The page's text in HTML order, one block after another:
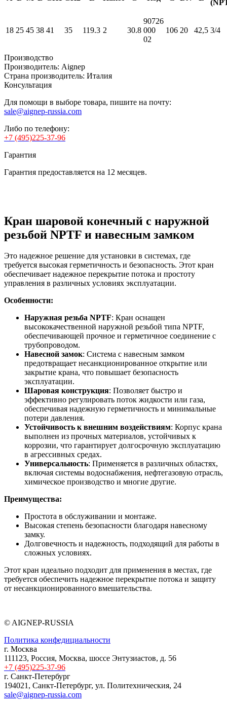
18 25 45 38 41 35 119.3 2 30.8
90726
000
02
106 20 42,5 3/4
Производство
Производитель: Aignep
Страна производитель: Италия
Консультация
Для помощи в выборе товара, пишите на почту:
sale@aignep-russia.com
Либо по телефону:
+7 (495)225-37-96
Гарантия
Гарантия предоставляется на 12 месяцев.
Кран шаровой конечный с наружной
резьбой NPTF и навесным замком
Это надежное решение для установки в системах, где
требуется высокая герметичность и безопасность. Этот кран
обеспечивает надежное перекрытие потока и простоту
управления в различных условиях эксплуатации.
Особенности:
Наружная резьба NPTF: Кран оснащен
высококачественной наружной резьбой типа NPTF,
обеспечивающей прочное и герметичное соединение с
трубопроводом.
Навесной замок: Система с навесным замком
предотвращает несанкционированное открытие или
закрытие крана, что повышает безопасность
эксплуатации.
Шаровая конструкция: Позволяет быстро и
эффективно регулировать поток жидкости или газа,
обеспечивая надежную герметичность и минимальные
потери давления.
Устойчивость к внешним воздействиям: Корпус крана
выполнен из прочных материалов, устойчивых к
коррозии, что гарантирует долгосрочную эксплуатацию
в агрессивных средах.
Универсальность: Применяется в различных областях,
включая системы водоснабжения, нефтегазовую отрасль,
химическое производство и многие другие.
Преимущества:
Простота в обслуживании и монтаже.
Высокая степень безопасности благодаря навесному
замку.
Долговечность и надежность, подходящий для работы в
сложных условиях.
Этот кран идеально подходит для применения в местах, где
требуется обеспечить надежное перекрытие потока и защиту
от несанкционированного вмешательства.
© AIGNEP-RUSSIA
Политика конфедициальности
г. Москва
111123, Россия, Москва, шоссе Энтузиастов, д. 56
+7 (495)225-37-96
г. Санкт-Петербург
194021, Санкт-Петербург, ул. Политехническия, 24
sale@aignep-russia.com